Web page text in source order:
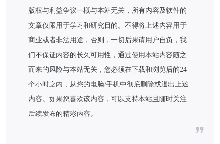
版权与利益争议一概与本站无关，所有内容及软件的
文章仅限用于学习和研究目的。不得将上述内容用于
商业或者非法用途，否则，一切后果请用户自负，我
们不保证内容的长久可用性，通过使用本站内容随之
而来的风险与本站无关，您必须在下载和浏览后的24
个小时之内，从您的电脑/手机中彻底删除或退出上述
内容。如果您喜欢该内容，可以支持本站且随时关注
后续发布的精彩内容。